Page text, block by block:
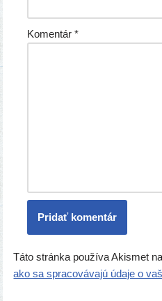
Komentár*
Táto stránka používa Akismet
ako sa spracovávajú údaje o